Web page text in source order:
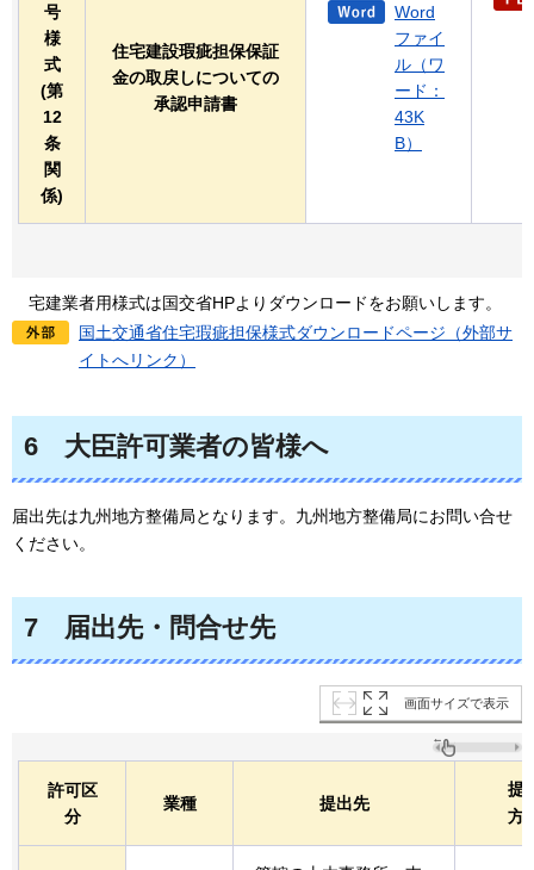
号
様
式
(第
12
条
関
係)
住宅建設瑕疵担保保証
金の取戻しについての
承認申請書
Word
ファイ
ル（ワ
ード：
43K
B）
宅建業者用様式は国交省HPより ダウンロードをお願いします。
国土交通省住宅瑕疵担保様式ダウンロードページ（外部サ
イトへリンク）
6 大臣許可業者の皆様へ
届出先は九州地方整備局となります。九州地方整備局にお問い合せ
ください。
7 届出先・問合せ先
画面サイズで表示
許可区
分
業種 提出先
提
方